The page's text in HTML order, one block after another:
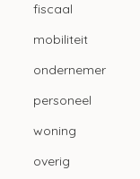
fiscaal
mobiliteit
ondernemer
personeel
woning
overig